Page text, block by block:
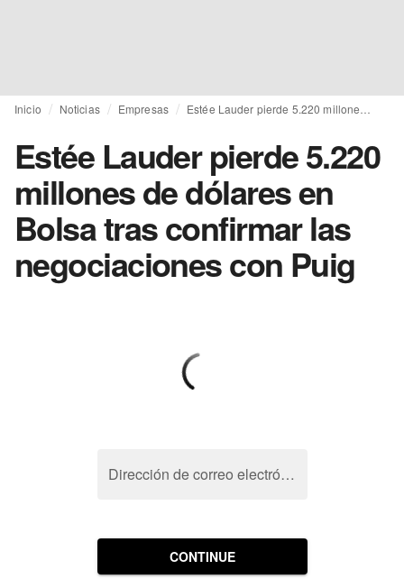
Inicio Noticias Empresas
Estée Lauder pierde 5.220
millones de dólares en
Bolsa tras confirmar las
negociaciones con Puig
Dirección de correo electrónico
CONTINUE